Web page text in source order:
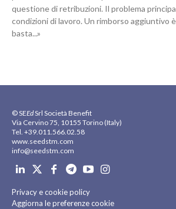
questione di retribuzioni. Il problema
condizioni di lavoro. Un rimborso aggiuntivo
basta...»
© SEEdSrl Società Benefit
Via Cervino 75, 10155 Torino (Italy)
Tel. +39.011.566.02.58
www.seedstm.com
info@seedstm.com
Privacy e cookie policy
Aggiorna le preferenze cookie